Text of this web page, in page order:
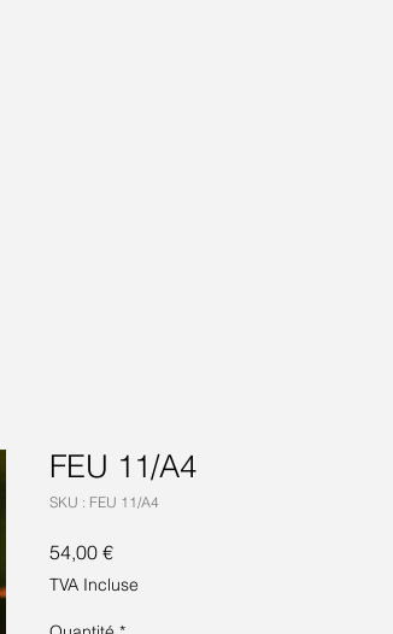
FEU 11/A4
SKU : FEU 11/A4
54,00 €Prix
TVA Incluse